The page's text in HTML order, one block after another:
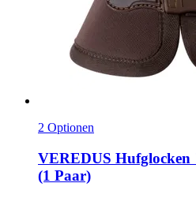
2 Optionen
VEREDUS
(1 Paar)